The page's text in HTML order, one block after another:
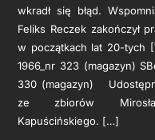
wkradł się błąd.
Feliks Reczek zakończył
w początkach lat 20-tych
1966_nr 323 (magazyn)
330 (magazyn)
ze zbiorów
Kapuścińskiego. […]